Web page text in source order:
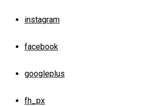
instagram
facebook
googleplus
fh_px